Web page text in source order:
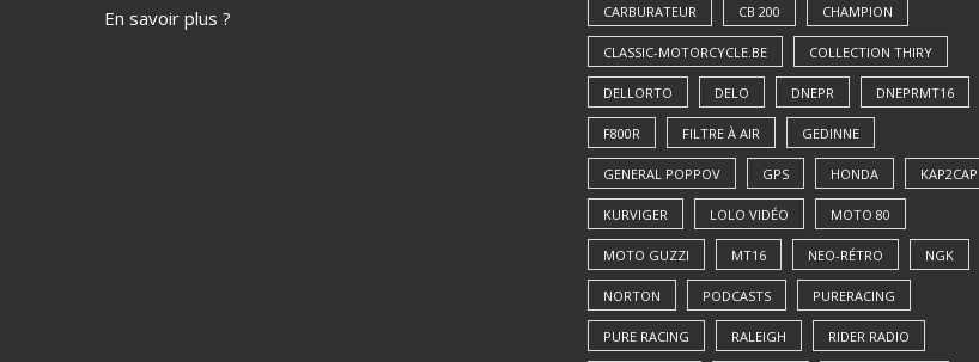
En savoir plus ? CARBURATEUR CB 200 CHAMPION
CLASSIC-MOTORCYCLE.BE COLLECTION THIRY
DELLORTO DELO DNEPR DNEPRMT16
F800R FILTRE À AIR GEDINNE
GENERAL POPPOV GPS HONDA KAP2CAP
KURVIGER LOLO VIDÉO MOTO 80
MOTO GUZZI MT16 NEO-RÉTRO NGK
NORTON PODCASTS PURERACING
PURE RACING RALEIGH RIDER RADIO